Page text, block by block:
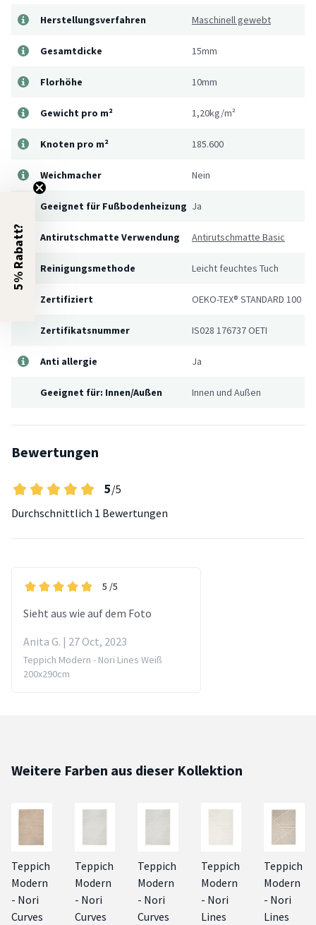
Herstellungsverfahren Maschinell gewebt
Gesamtdicke 15mm
Florhöhe 10mm
Gewicht pro m² 1,20kg/m²
Knoten pro m² 185.600
Weichmacher Nein
Geeignet für Fußbodenheizung Ja
Antirutschmatte Verwendung Antirutschmatte Basic
Reinigungsmethode Leicht feuchtes Tuch
Zertifiziert OEKO-TEX® STANDARD 100
Zertifikatsnummer IS028 176737 OETI
Anti allergie Ja
Geeignet für: Innen/Außen Innen und Außen
Bewertungen
5/5
Durchschnittlich 1 Bewertungen
5 /5
Sieht aus wie auf dem Foto
Anita G. | 27 Oct, 2023
Teppich Modern - Nori Lines Weiß
200x290cm
Weitere Farben aus dieser Kollektion
Teppich
Modern
- Nori
Curves
Teppich
Modern
- Nori
Curves
Teppich
Modern
- Nori
Curves
Teppich
Modern
- Nori
Lines
Teppich
Modern
- Nori
Lines
5% Rabatt?